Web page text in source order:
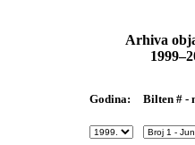
Arhiva
Godina: Bilten # -